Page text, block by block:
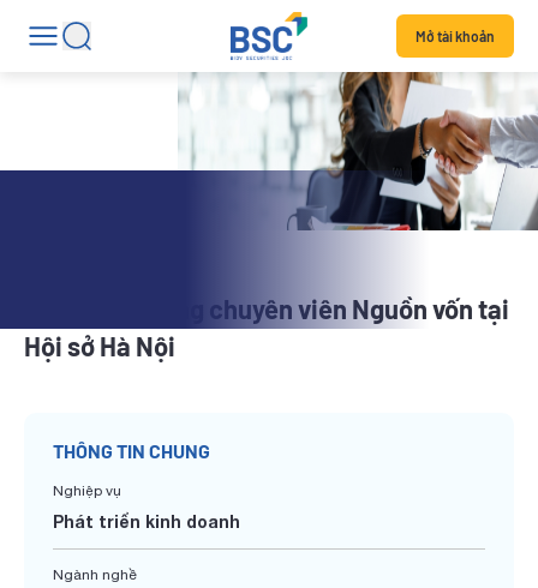
Mở tài khoản
BSC tuyển dụng chuyên viên Nguồn vốn tại
Hội sở Hà Nội
THÔNG TIN CHUNG
Nghiệp vụ
Phát triển kinh doanh
Ngành nghề